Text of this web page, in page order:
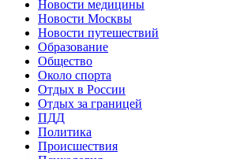
Новости медицины
Новости Москвы
Новости путешествий
Образование
Общество
Около спорта
Отдых в России
Отдых за границей
ПДД
Политика
Происшествия